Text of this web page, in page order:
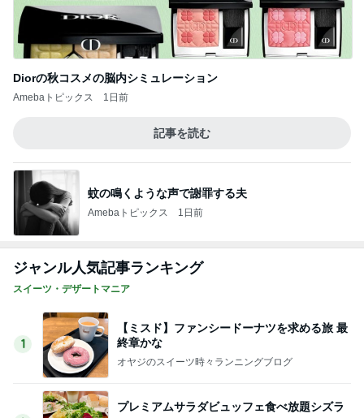
Diorの秋コスメの脳内シミュレーション
Amebaトピックス 1日前
記事を読む
蚊の鳴くような声で謝罪する夫
Amebaトピックス 1日前
ジャンル人気記事ランキング
スイーツ・デザートマニア
1
【ミスド】ファンシードーナツを求める旅 最
終章かな
オヤジのスイーツ時々ランニングブログ
プレミアムサラダビュッフェ食べ放題シズラ